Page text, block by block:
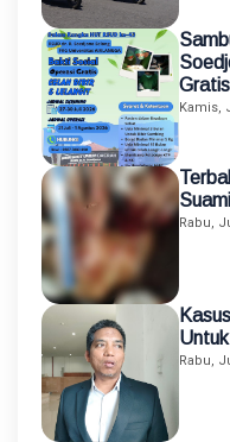
Langit
Kamis,
Rabu,
Rabu,